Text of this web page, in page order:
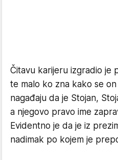
Čitavu karijeru izgradio je
te malo ko zna kako se
nagađaju da je Stojan,
a njegovo pravo ime
Evidentno je da je iz
nadimak po kojem je